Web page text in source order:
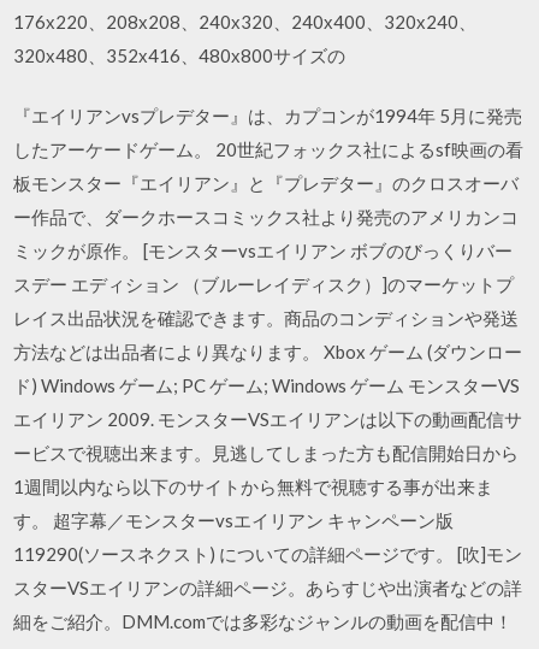
176х220、208х208、240х320、240х400、320х240、
320х480、352х416、480х800サイズの
『エイリアンvsプレデター』は、カプコンが1994年 5月に発売
したアーケードゲーム。 20世紀フォックス社によるsf映画の看
板モンスター『エイリアン』と『プレデター』のクロスオーバ
ー作品で、ダークホースコミックス社より発売のアメリカンコ
ミックが原作。 [モンスターvsエイリアン ボブのびっくりバー
スデー エディション （ブルーレイディスク）]のマーケットプ
レイス出品状況を確認できます。商品のコンディションや発送
方法などは出品者により異なります。 Xbox ゲーム (ダウンロー
ド) Windows ゲーム; PC ゲーム; Windows ゲーム モンスターVS
エイリアン 2009. モンスターVSエイリアンは以下の動画配信サ
ービスで視聴出来ます。見逃してしまった方も配信開始日から
1週間以内なら以下のサイトから無料で視聴する事が出来ま
す。 超字幕／モンスターvsエイリアン キャンペーン版
119290(ソースネクスト) についての詳細ページです。 [吹]モン
スターVSエイリアンの詳細ページ。あらすじや出演者などの詳
細をご紹介。DMM.comでは多彩なジャンルの動画を配信中！